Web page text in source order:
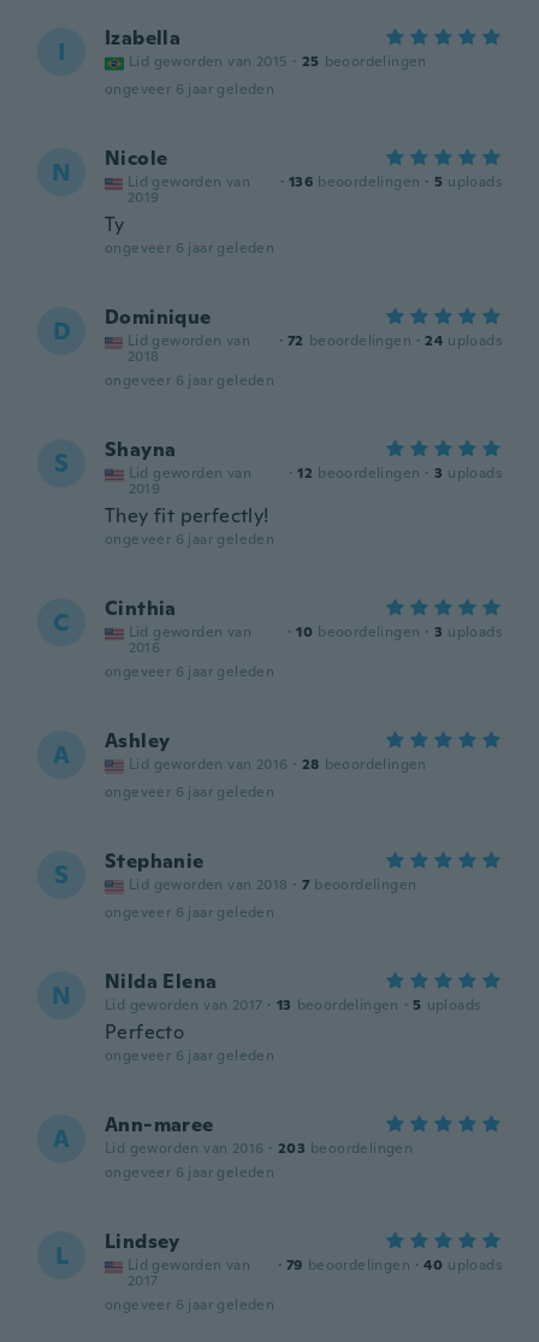
I Izabella
Lid geworden van 2015 · 25 beoordelingen
ongeveer 6 jaar geleden
N Nicole
Lid geworden van
2019
· 136 beoordelingen · 5 uploads
Ty
ongeveer 6 jaar geleden
D Dominique
Lid geworden van
2018
· 72 beoordelingen · 24 uploads
ongeveer 6 jaar geleden
S Shayna
Lid geworden van
2019
· 12 beoordelingen · 3 uploads
They fit perfectly!
ongeveer 6 jaar geleden
C Cinthia
Lid geworden van
2016
· 10 beoordelingen · 3 uploads
ongeveer 6 jaar geleden
A Ashley
Lid geworden van 2016 · 28 beoordelingen
ongeveer 6 jaar geleden
S Stephanie
Lid geworden van 2018 · 7 beoordelingen
ongeveer 6 jaar geleden
N Nilda Elena
Lid geworden van 2017 · 13 beoordelingen · 5 uploads
Perfecto
ongeveer 6 jaar geleden
A Ann-maree
Lid geworden van 2016 · 203 beoordelingen
ongeveer 6 jaar geleden
L Lindsey
Lid geworden van
2017
· 79 beoordelingen · 40 uploads
ongeveer 6 jaar geleden